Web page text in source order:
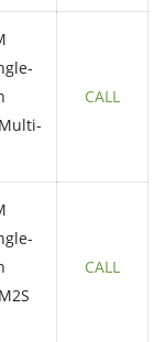
CALL
CALL